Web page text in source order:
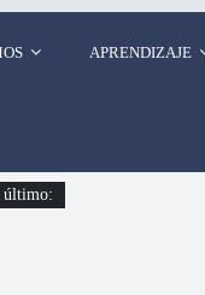
APRENDIZAJE